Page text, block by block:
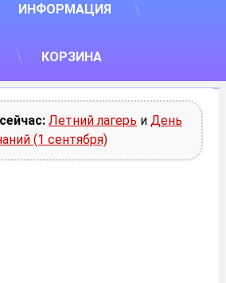
ИНФОРМАЦИЯ
КОРЗИНА
Летний лагерь и День
(1 сентября)